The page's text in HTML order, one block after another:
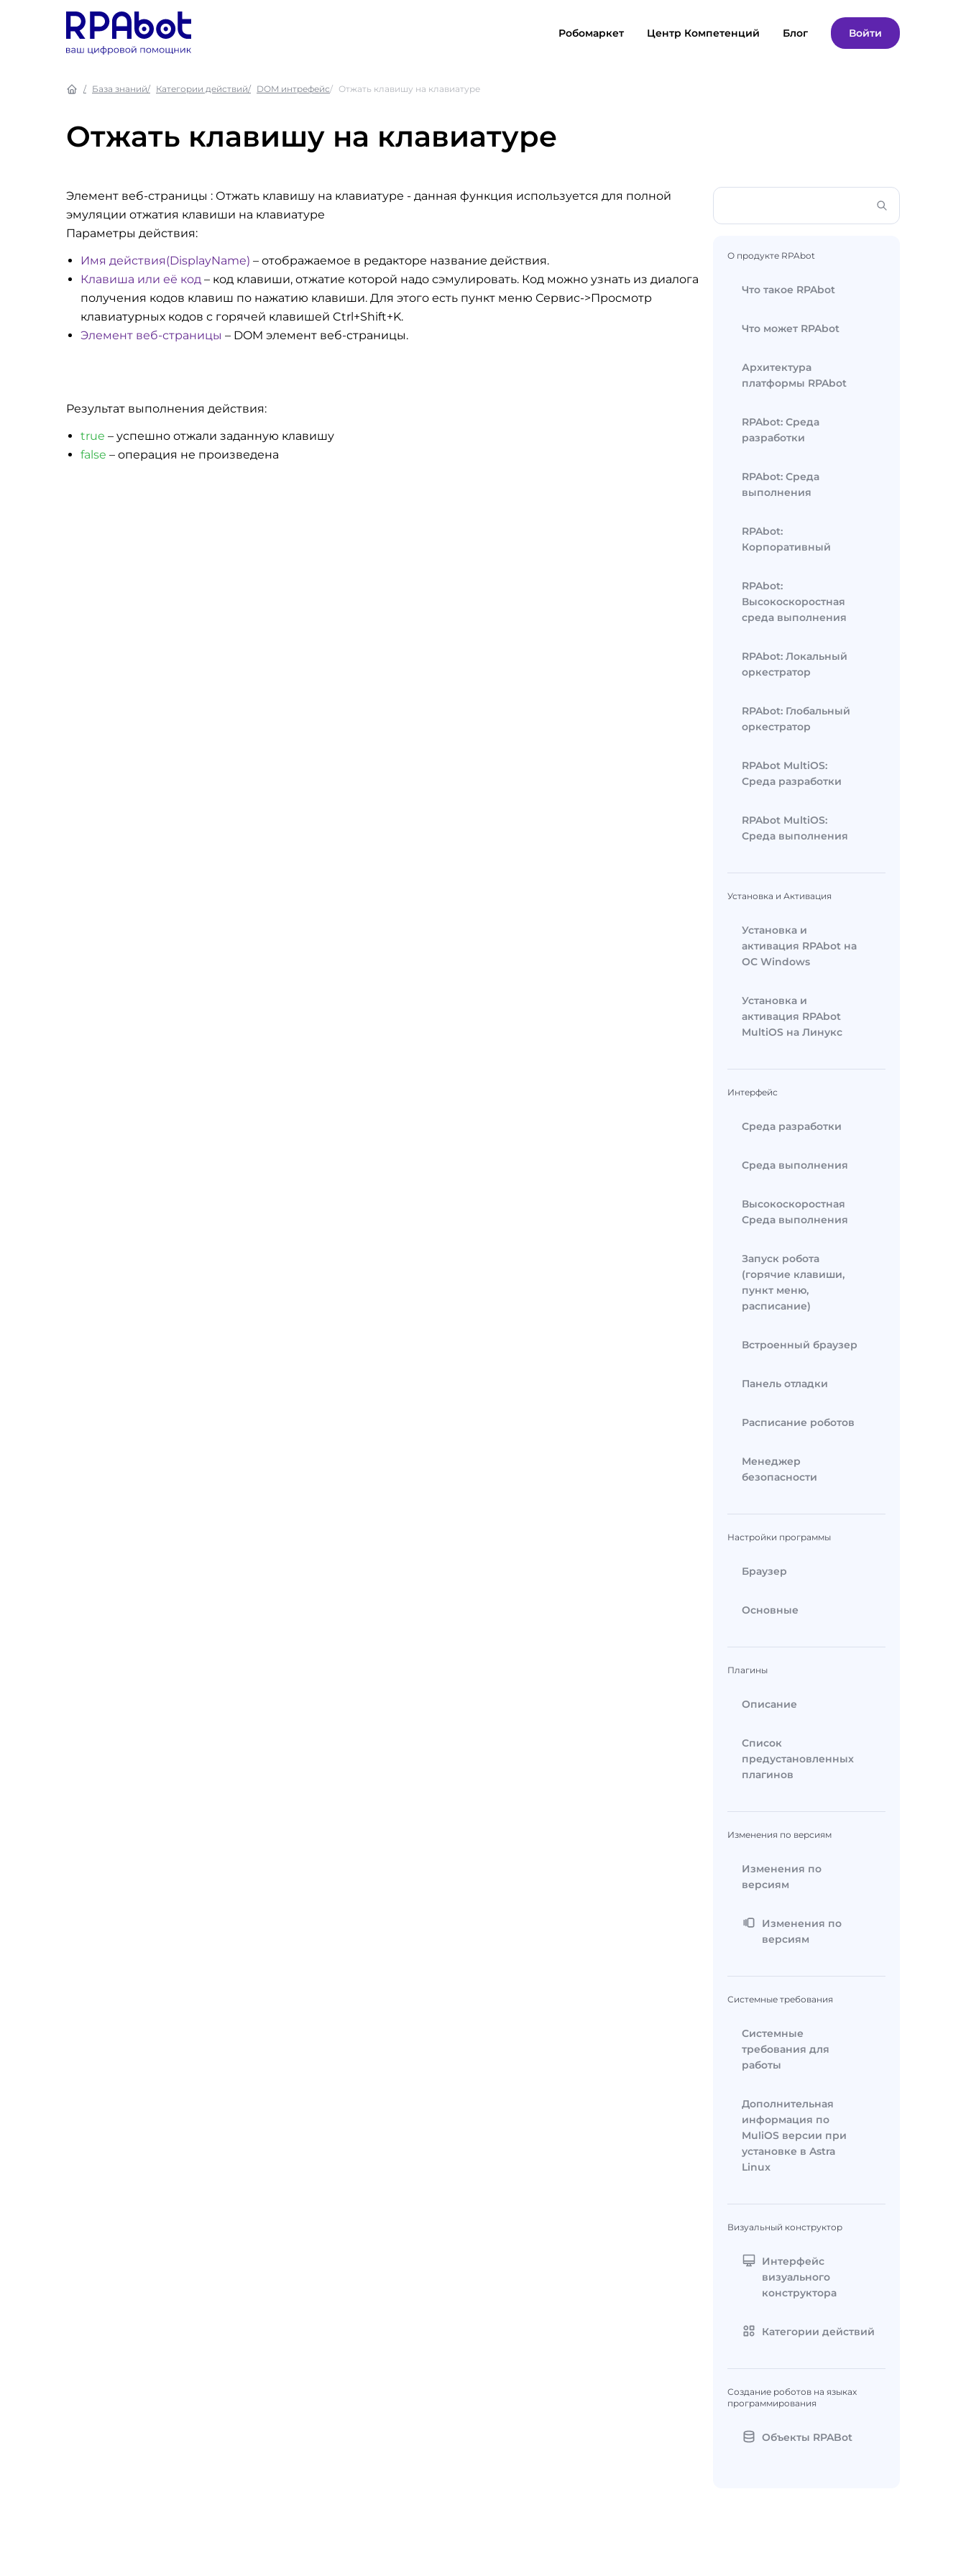
Робомаркет Центр Компетенций Блог Войти
База знаний Категории действий DOM интрефейс Отжать клавишу на клавиатуре
Отжать клавишу на клавиатуре
Элемент веб-страницы : Отжать клавишу на клавиатуре - данная функция используется для полной
эмуляции отжатия клавиши на клавиатуре
Параметры действия:
Имя действия(DisplayName) – отображаемое в редакторе название действия.
Клавиша или её код – код клавиши, отжатие которой надо сэмулировать. Код можно узнать из диалога
получения кодов клавиш по нажатию клавиши. Для этого есть пункт меню Сервис->Просмотр
клавиатурных кодов с горячей клавишей Ctrl+Shift+K.
Элемент веб-страницы – DOM элемент веб-страницы.
Результат выполнения действия:
true – успешно отжали заданную клавишу
false – операция не произведена
О продукте RPAbot
Что такое RPAbot
Что может RPAbot
Архитектура
платформы RPAbot
RPAbot: Среда
разработки
RPAbot: Среда
выполнения
RPAbot:
Корпоративный
RPAbot:
Высокоскоростная
среда выполнения
RPAbot: Локальный
оркестратор
RPAbot: Глобальный
оркестратор
RPAbot MultiOS:
Среда разработки
RPAbot MultiOS:
Среда выполнения
Установка и Активация
Установка и
активация RPAbot на
ОС Windows
Установка и
активация RPAbot
MultiOS на Линукс
Интерфейс
Среда разработки
Среда выполнения
Высокоскоростная
Среда выполнения
Запуск робота
(горячие клавиши,
пункт меню,
расписание)
Встроенный браузер
Панель отладки
Расписание роботов
Менеджер
безопасности
Настройки программы
Браузер
Основные
Плагины
Описание
Список
предустановленных
плагинов
Изменения по версиям
Изменения по
версиям
Изменения по
версиям
Системные требования
Системные
требования для
работы
Дополнительная
информация по
MuliOS версии при
установке в Astra
Linux
Визуальный конструктор
Интерфейс
визуального
конструктора
Категории действий
Создание роботов на языках
программирования
Объекты RPABot